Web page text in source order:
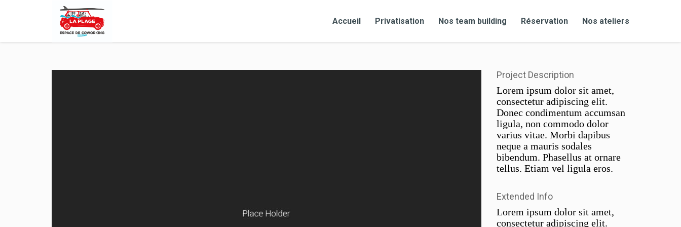
Accueil Privatisation Nos team building Réservation Nos ateliers
Project Description
Lorem ipsum dolor sit amet,
consectetur adipiscing elit.
Donec condimentum accumsan
ligula, non commodo dolor
varius vitae. Morbi dapibus
neque a mauris sodales
bibendum. Phasellus at ornare
tellus. Etiam vel ligula eros.
Extended Info
Lorem ipsum dolor sit amet,
consectetur adipiscing elit.